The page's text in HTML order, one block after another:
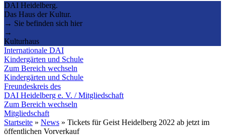
DAI Heidelberg.
Das Haus der Kultur.
→ Sie befinden sich hier
→
Kulturhaus
Internationale DAI
Kindergärten und Schule
Zum Bereich wechseln
Kindergärten und Schule
Freundeskreis des
DAI Heidelberg e. V. / Mitgliedschaft
Zum Bereich wechseln
Mitgliedschaft
Startseite » News » Tickets für Geist Heidelberg 2022 ab jetzt im
öffentlichen Vorverkauf